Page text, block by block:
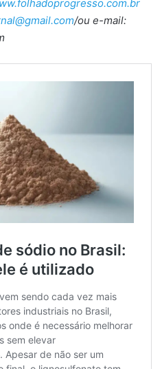
/ou e-mail: